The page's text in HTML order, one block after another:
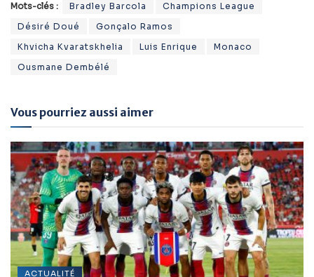
Mots-clés : Bradley Barcola
Champions League
Désiré Doué
Gonçalo Ramos
Khvicha Kvaratskhelia
Luis Enrique
Monaco
Ousmane Dembélé
Vous pourriez aussi aimer
ACTUALITÉ